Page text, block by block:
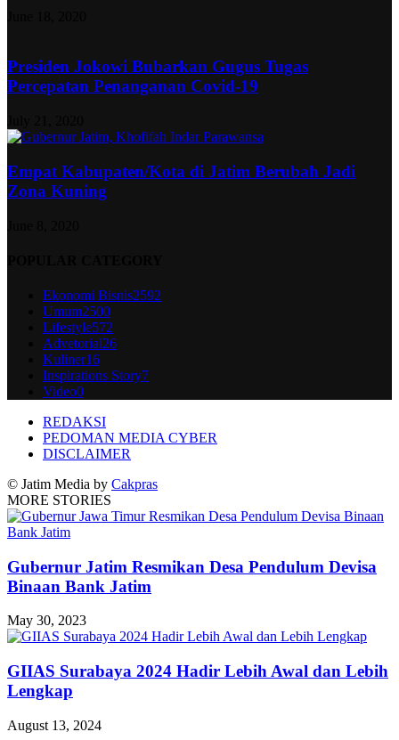
Presiden Jokowi Bubarkan Gugus Tugas
Percepatan Penanganan Covid-19
Empat Kabupaten/Kota di Jatim Berubah Jadi
Zona Kuning
Ekonomi Bisnis2592
Umum2500
Lifestyle572
Advetorial26
Kuliner16
Inspirations Story7
Video0
REDAKSI
PEDOMAN MEDIA CYBER
DISCLAIMER
© Jatim Media by Cakpras
MORE STORIES
Gubernur Jatim Resmikan Desa Pendulum Devisa
Binaan Bank Jatim
May 30, 2023
GIIAS Surabaya 2024 Hadir Lebih Awal dan Lebih
Lengkap
August 13, 2024